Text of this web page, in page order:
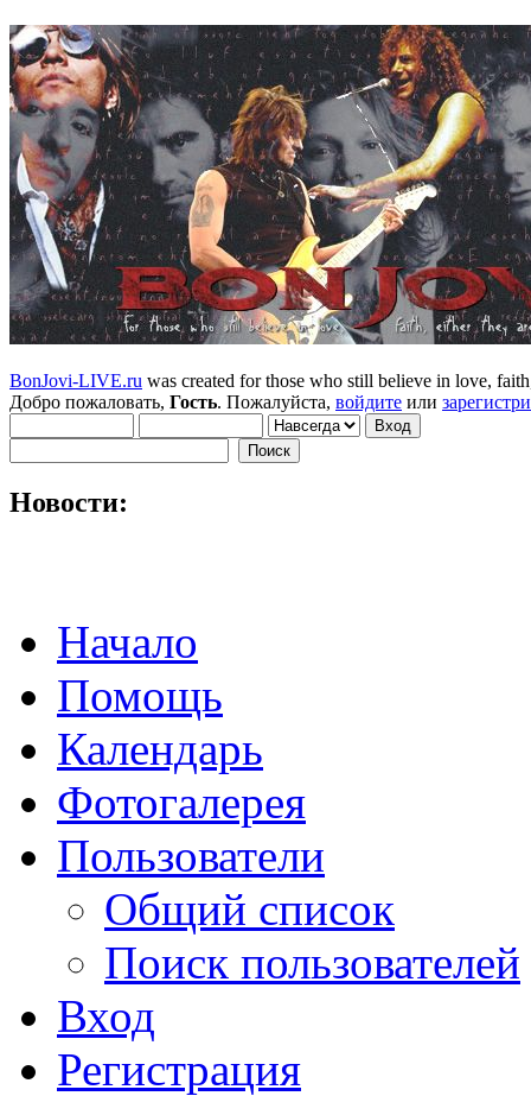
BonJovi-LIVE.ru was created for those who still believe in love,
Добро пожаловать, Гость. Пожалуйста, войдите или
Новости:
Начало
Помощь
Календарь
Фотогалерея
Пользователи
Общий список
Поиск пользователей
Вход
Регистрация